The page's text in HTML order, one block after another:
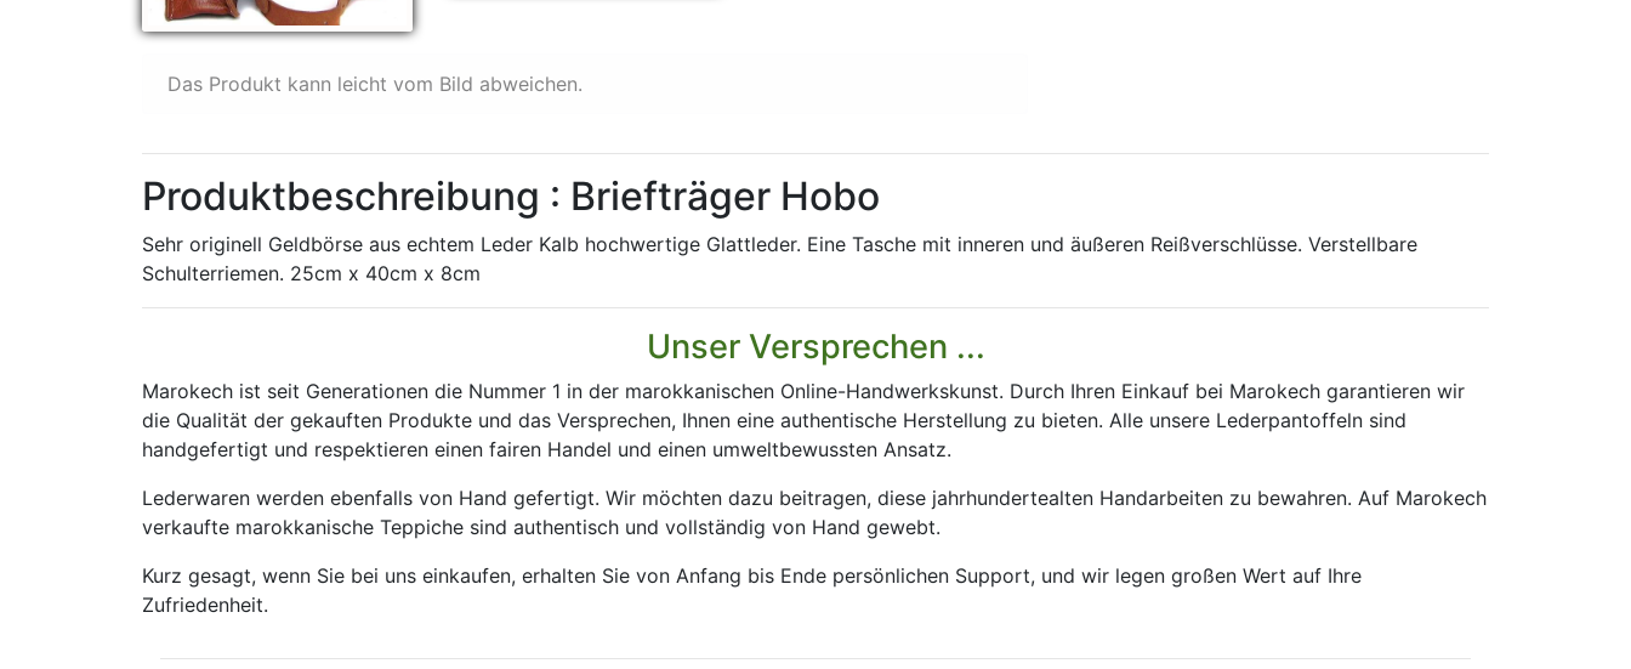
Das Produkt kann leicht vom Bild abweichen.
Produktbeschreibung : Briefträger Hobo
Sehr originell Geldbörse aus echtem Leder Kalb hochwertige Glattleder. Eine Tasche mit inneren und äußeren Reißverschlüsse. Verstellbare
Schulterriemen. 25cm x 40cm x 8cm
Unser Versprechen ...
Marokech ist seit Generationen die Nummer 1 in der marokkanischen Online-Handwerkskunst. Durch Ihren Einkauf bei Marokech garantieren wir
die Qualität der gekauften Produkte und das Versprechen, Ihnen eine authentische Herstellung zu bieten. Alle unsere Lederpantoffeln sind
handgefertigt und respektieren einen fairen Handel und einen umweltbewussten Ansatz.
Lederwaren werden ebenfalls von Hand gefertigt. Wir möchten dazu beitragen, diese jahrhundertealten Handarbeiten zu bewahren. Auf Marokech
verkaufte marokkanische Teppiche sind authentisch und vollständig von Hand gewebt.
Kurz gesagt, wenn Sie bei uns einkaufen, erhalten Sie von Anfang bis Ende persönlichen Support, und wir legen großen Wert auf Ihre
Zufriedenheit.